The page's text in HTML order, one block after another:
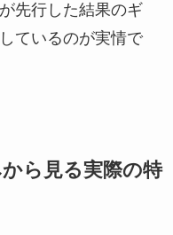
先行した結果のギ
ているのが実情で
ら見る実際の特